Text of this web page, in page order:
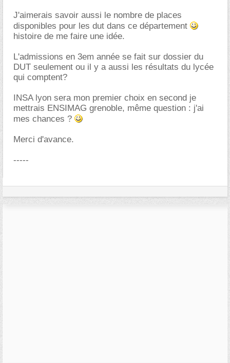
J'aimerais savoir aussi le nombre de places
disponibles pour les dut dans ce département
histoire de me faire une idée.
L'admissions en 3em année se fait sur dossier du
DUT seulement ou il y a aussi les résultats du lycée
qui comptent?
INSA lyon sera mon premier choix en second je
mettrais ENSIMAG grenoble, même question : j'ai
mes chances ?
Merci d'avance.
-----